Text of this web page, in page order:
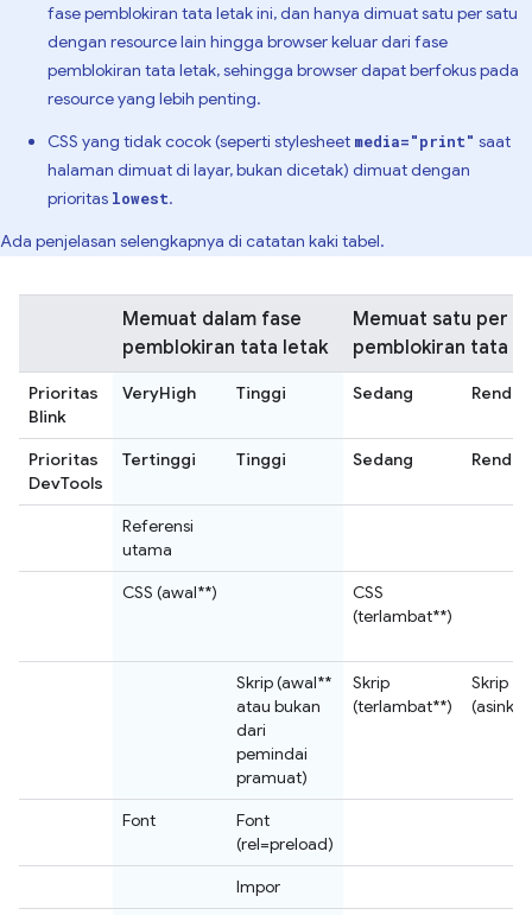
fase pemblokiran tata letak ini, dan hanya dimuat satu per satu
dengan resource lain hingga browser keluar dari fase
pemblokiran tata letak, sehingga browser dapat berfokus pada
resource yang lebih penting.
CSS yang tidak cocok (seperti stylesheet media="print" saat
halaman dimuat di layar, bukan dicetak) dimuat dengan
prioritas lowest.
Ada penjelasan selengkapnya di catatan kaki tabel.
Memuat dalam fase
pemblokiran tata letak
Memuat satu per
pemblokiran tata
Prioritas
Blink
VeryHigh Tinggi Sedang Rendah
Prioritas
DevTools
Tertinggi Tinggi Sedang Rendah
Referensi
utama
CSS (awal**)
CSS
(terlambat**)
Skrip (awal**
atau bukan
dari
pemindai
pramuat)
Skrip
(terlambat**)
Skrip
Font
Font
(rel=preload)
Impor